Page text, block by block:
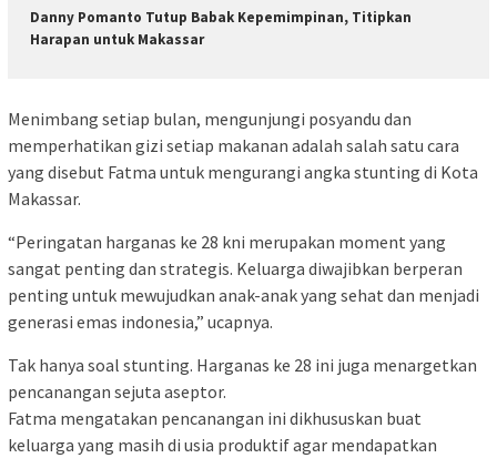
Danny Pomanto Tutup Babak Kepemimpinan, Titipkan
Harapan untuk Makassar
Menimbang setiap bulan, mengunjungi posyandu dan
memperhatikan gizi setiap makanan adalah salah satu cara
yang disebut Fatma untuk mengurangi angka stunting di Kota
Makassar.
“Peringatan harganas ke 28 kni merupakan moment yang
sangat penting dan strategis. Keluarga diwajibkan berperan
penting untuk mewujudkan anak-anak yang sehat dan menjadi
generasi emas indonesia,” ucapnya.
Tak hanya soal stunting. Harganas ke 28 ini juga menargetkan
pencanangan sejuta aseptor.
Fatma mengatakan pencanangan ini dikhususkan buat
keluarga yang masih di usia produktif agar mendapatkan